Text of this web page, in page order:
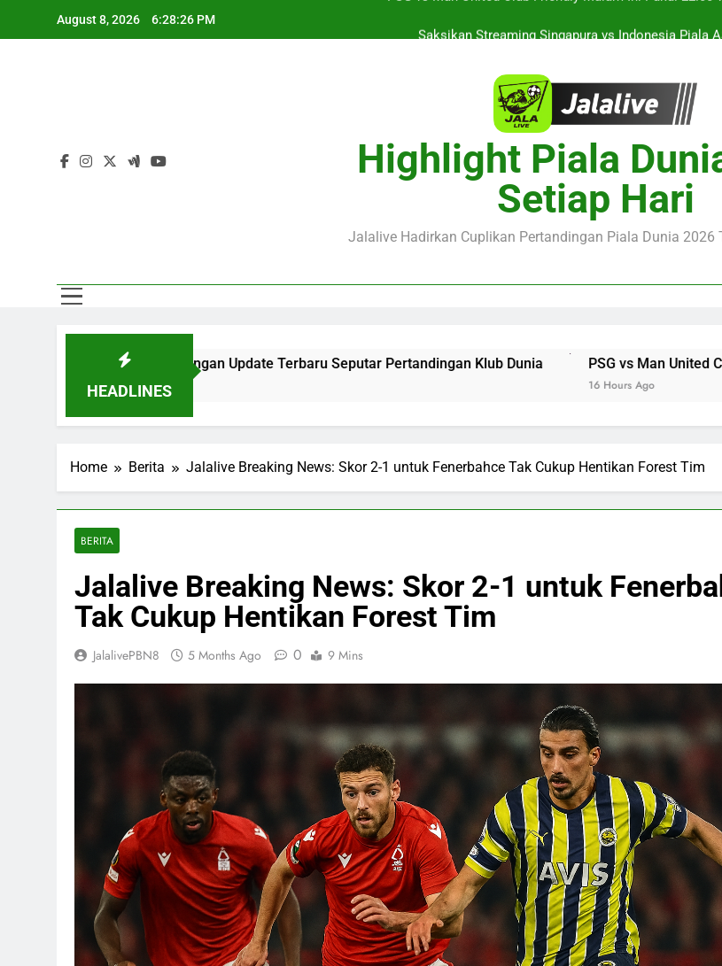
August 8, 2026 6:28:27 PM
Barcelona vs Nottingham Forest Club Friendly
PSG vs Man United Club Friendly Malam Ini Pukul
Saksikan Streaming Singapura vs Indonesia Piala
Jalalive Aston Villa vs Bayern Club Friendly Malam Ini
Highlight Piala
Setiap Hari
Jalalive Hadirkan Cuplikan Pertandingan Piala Dunia 2026
HEADLINES
Dengan Update Terbaru Seputar Pertandingan Klub Dunia PSG vs Man United Club Friendly
Home Berita Jalalive Breaking News: Skor 2-1 untuk Fenerbahce Tak Cukup Hentikan Forest Tim
BERITA
Jalalive Breaking News: Skor 2-1 untuk
Tak Cukup Hentikan Forest Tim
JalalivePBN8 5 Months Ago 0 9 Mins